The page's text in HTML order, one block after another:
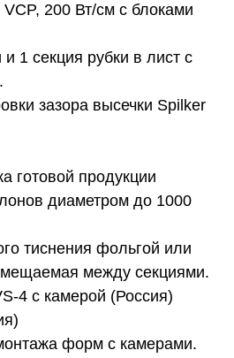
200 Вт/см с блоками
1 секция рубки в лист с
зазора высечки Spilker
готовой продукции
диаметром до 1000
тиснения фольгой или
между секциями.
4 с камерой (Россия)
форм с камерами.